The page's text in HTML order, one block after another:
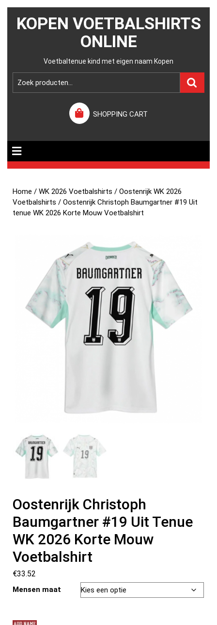
KOPEN VOETBALSHIRTS
ONLINE
Voetbaltenue kind met eigen naam Kopen
SHOPPING CART
Home /WK 2026 Voetbalshirts /Oostenrijk WK 2026
Voetbalshirts / Oostenrijk Christoph Baumgartner #19 Uit
tenue WK 2026 Korte Mouw Voetbalshirt
Oostenrijk Christoph
Baumgartner #19 Uit Tenue
WK 2026 Korte Mouw
Voetbalshirt
€33.52
Mensen maat